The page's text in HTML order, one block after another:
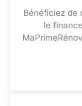
Bénéficiez de
le